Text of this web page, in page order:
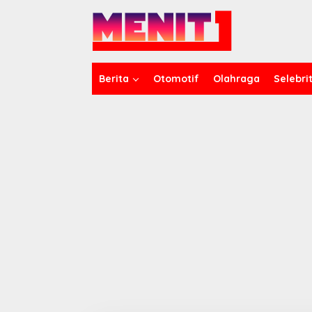
Berita Otomotif Olahraga